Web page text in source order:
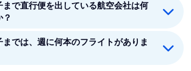
で平均フライト時間は約1時間15分で
まで直行便を出している航空会社は何
で直行便を出している航空会社は1社あ
までは、週に何本のフライトがありま